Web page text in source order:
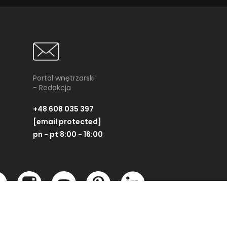
Portal wnętrzarski
- Redakcja
+48 608 035 397
[email protected]
pn - pt 8:00 - 16:00